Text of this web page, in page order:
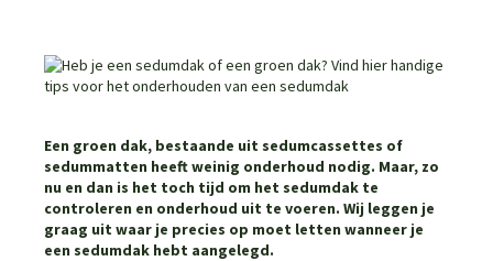
Een groen dak, bestaande uit sedumcassettes of
sedummatten heeft weinig onderhoud nodig. Maar, zo
nu en dan is het toch tijd om het sedumdak te
controleren en onderhoud uit te voeren. Wij leggen je
graag uit waar je precies op moet letten wanneer je
een sedumdak hebt aangelegd.